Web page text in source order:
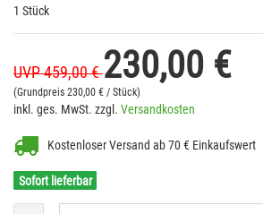
1 Stück
UVP 459,00 €230,00 €
(Grundpreis 230,00 € / Stück)
inkl. ges. MwSt. zzgl. Versandkosten
Kostenloser Versand ab 70 € Einkaufswert
Sofort lieferbar